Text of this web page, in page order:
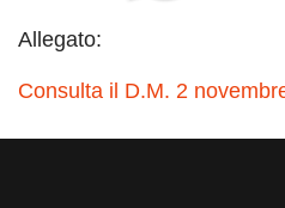
Allegato:
Consulta il D.M. 2